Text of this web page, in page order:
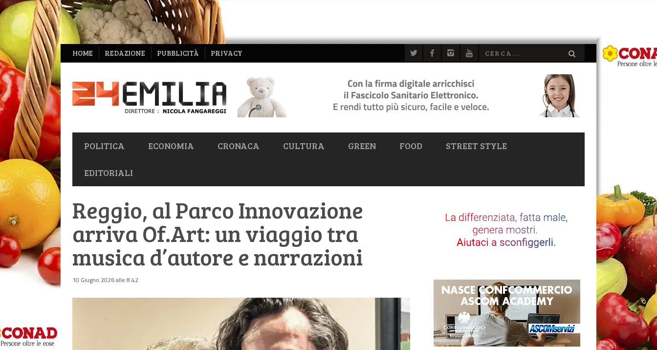
NAVIGAZIONE
SECONDARIA
HOME REDAZIONE PUBBLICITÀ PRIVACY
NAVIGAZIONE
PRIMARIA
POLITICA ECONOMIA CRONACA CULTURA GREEN FOOD STREET STYLE
EDITORIALI
Reggio, al Parco Innovazione
arriva Of.Art: un viaggio tra
musica d’autore e narrazioni
10 Giugno 2026 alle 8:42